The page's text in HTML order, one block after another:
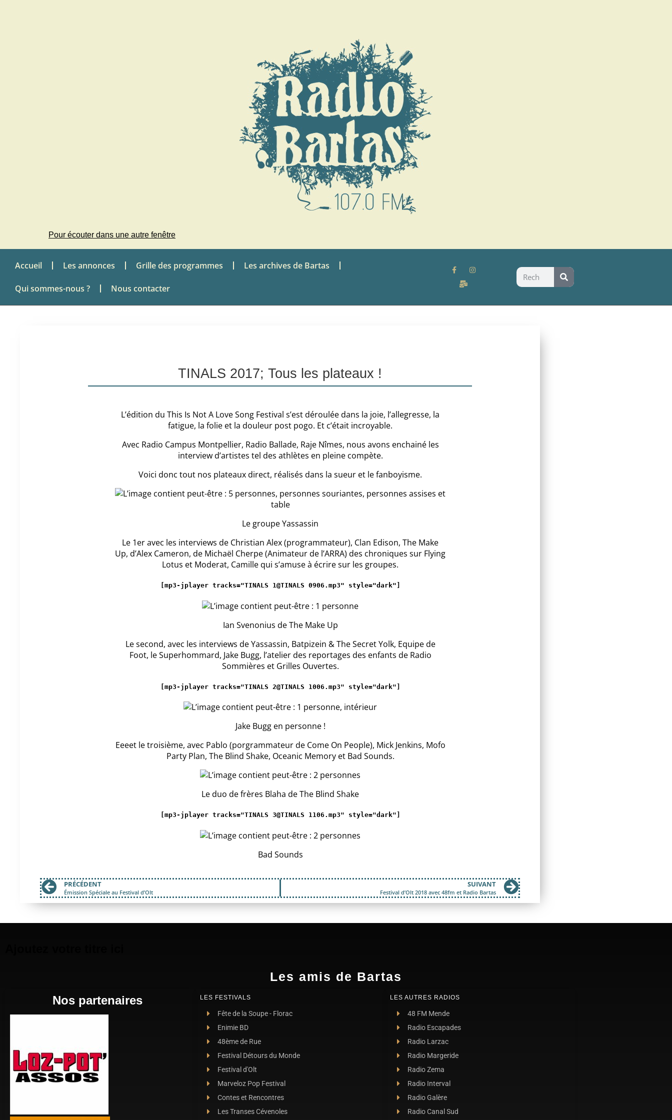
Pour écouter dans une autre fenêtre
Accueil Les annonces Grille des programmes Les archives de Bartas
Qui sommes-nous ? Nous contacter
TINALS 2017; Tous les plateaux !
L’édition du This Is Not A Love Song Festival s’est déroulée dans la joie, l’allegresse, la
fatigue, la folie et la douleur post pogo. Et c’était incroyable.
Avec Radio Campus Montpellier, Radio Ballade, Raje Nîmes, nous avons enchainé les
interview d’artistes tel des athlètes en pleine compète.
Voici donc tout nos plateaux direct, réalisés dans la sueur et le fanboyisme.
Le groupe Yassassin
Le 1er avec les interviews de Christian Alex (programmateur), Clan Edison, The Make
Up, d’Alex Cameron, de Michaël Cherpe (Animateur de l’ARRA) des chroniques sur Flying
Lotus et Moderat, Camille qui s’amuse à écrire sur les groupes.
[mp3-jplayer tracks="TINALS 1@TINALS 0906.mp3" style="dark"
Ian Svenonius de The Make Up
Le second, avec les interviews de Yassassin, Batpizein & The Secret Yolk, Equipe de
Foot, le Superhommard, Jake Bugg, l’atelier des reportages des enfants de Radio
Sommières et Grilles Ouvertes.
[mp3-jplayer tracks="TINALS 2@TINALS 1006.mp3" style="dark"
Jake Bugg en personne !
Eeeet le troisième, avec Pablo (porgrammateur de Come On People), Mick Jenkins, Mofo
Party Plan, The Blind Shake, Oceanic Memory et Bad Sounds.
Le duo de frères Blaha de The Blind Shake
[mp3-jplayer tracks="TINALS 3@TINALS 1106.mp3" style="dark"
Bad Sounds
PRÉCÉDENT
Émission Spéciale au Festival d’Olt
SUIVANT
Festival d’Olt 2018 avec 48fm et Radio Bartas
Les amis de Bartas
Nos partenaires LES FESTIVALS
Fête de la Soupe - Florac
Enimie BD
48ème de Rue
Festival Détours du Monde
Festival d'Olt
Marveloz Pop Festival
Contes et Rencontres
Les Transes Cévenoles
LES AUTRES RADIOS
48 FM Mende
Radio Escapades
Radio Larzac
Radio Margeride
Radio Zema
Radio Interval
Radio Galère
Radio Canal Sud